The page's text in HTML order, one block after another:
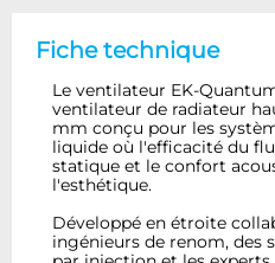
Fiche technique
Le ventilateur EK-
ventilateur de radiateur
mm conçu pour les
liquide où l'efficacité du
statique et le confort
l'esthétique.
Développé en étroite
ingénieurs de renom, des